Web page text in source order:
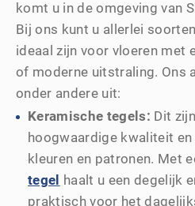
komt u in de omgeving van
Bij ons kunt u allerlei
ideaal zijn voor vloeren met
of moderne uitstraling. Ons
onder andere uit:
Keramische tegels: Dit
hoogwaardige kwaliteit
kleuren en patronen. Met
tegel
haalt u een degelijk
praktisch voor het